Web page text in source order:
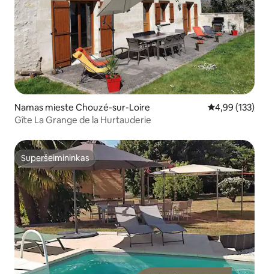
Namas mieste Chouzé-sur-Loire Vidutinis
4,99 (133)
Gîte La Grange de la Hurtauderie
Superšeimininkas
Superšeimininkas